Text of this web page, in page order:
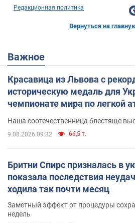
Редакционная политика
Вернуться на
Важное
Красавица из Львова с
историческую медаль для
чемпионате мира по легкой
Наша соотечественница блестяще
9.08.2026 09:32 66,5 т.
Бритни Спирс призналась в
показала последствия
ходила так почти месяц
Заметный эффект от процедуры
недель